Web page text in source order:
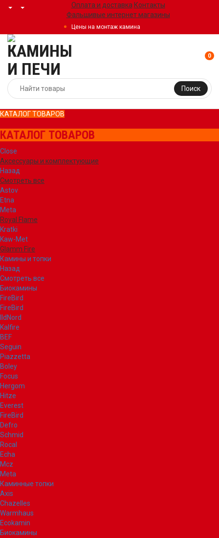
Оплата и доставка Контакты
Фальшивые интернет магазины
Цены на монтаж камина
Поиск
0
КАТАЛОГ ТОВАРОВ
КАТАЛОГ ТОВАРОВ
Close
Аксессуары и комплектующие
Назад
Смотреть все
Astov
Etna
Meta
Royal Flame
Kratki
Kaw-Met
Glamm Fire
Камины и топки
Назад
Смотреть все
Биокамины
FireBird
FireBird
IldNord
Kalfire
BEF
Seguin
Piazzetta
Boley
Focus
Hergom
Hitze
Everest
FireBird
Defro
Schmid
Rocal
Echa
Mcz
Meta
Каминные топки
Axis
Chazelles
Warmhaus
Ecokamin
Биокамины